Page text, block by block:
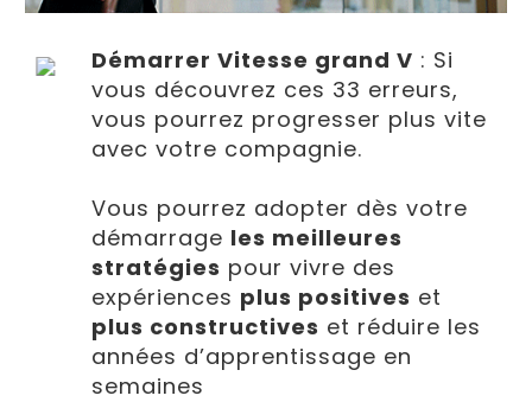
Démarrer Vitesse grand V : Si
vous découvrez ces 33 erreurs,
vous pourrez progresser plus vite
avec votre compagnie.
Vous pourrez adopter dès votre
démarrage les meilleures
stratégies pour vivre des
expériences plus positives et
plus constructives et réduire les
années d’apprentissage en
semaines